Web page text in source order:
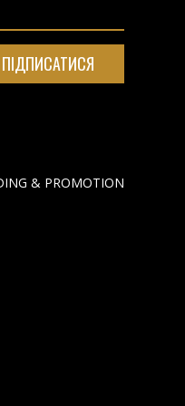
& PROMOTION